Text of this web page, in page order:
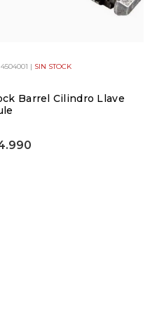
| SIN STOCK
Barrel Cilindro Llave